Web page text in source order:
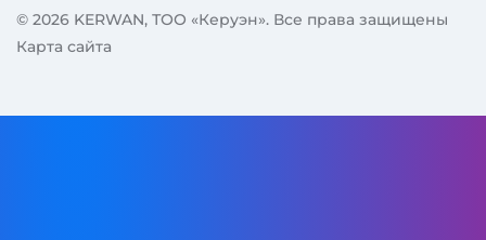
© 2026 KERWAN, ТОО «Керуэн». Все права защищены
Карта сайта